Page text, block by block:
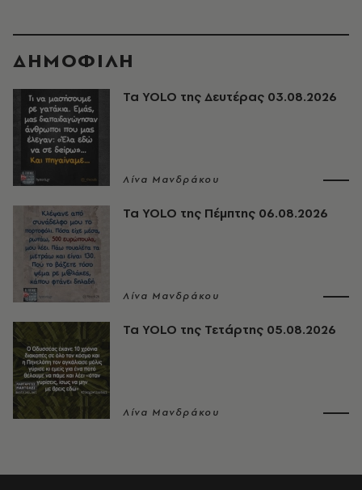
ΔΗΜΟΦΙΛΗ
Τα YOLO της Δευτέρας 03.08.2026
Λίνα Μανδράκου
Τα YOLO της Πέμπτης 06.08.2026
Λίνα Μανδράκου
Τα YOLO της Τετάρτης 05.08.2026
Λίνα Μανδράκου